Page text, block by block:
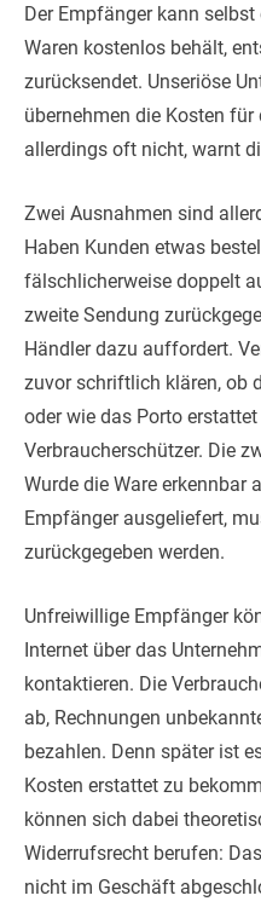
Der Empfänger kann
Waren kostenlos behält,
zurücksendet. Unseriöse
übernehmen die Kosten für
allerdings oft nicht, warnt
Zwei Ausnahmen sind
Haben Kunden etwas
fälschlicherweise doppelt
zweite Sendung
Händler dazu auffordert.
zuvor schriftlich klären, ob
oder wie das Porto
Verbraucherschützer. Die
Wurde die Ware erkennbar
Empfänger ausgeliefert,
zurückgegeben werden.
Unfreiwillige Empfänger
Internet über das
kontaktieren. Die
ab, Rechnungen
bezahlen. Denn später ist
Kosten erstattet zu
können sich dabei
Widerrufsrecht berufen:
nicht im Geschäft